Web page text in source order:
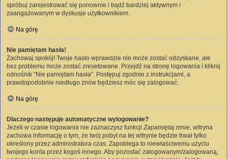
spróbuj zarejestrować się ponownie i bądź bardziej aktywnym i
zaangażowanym w dyskusje użytkownikiem.
Na górę
Nie pamiętam hasła!
Zachowaj spokój! Twoje hasło wprawdzie nie może zostać odzyskane, ale
bez problemu może zostać zresetowane. Przejdź na stronę logowania i kliknij
odnośnik “Nie pamiętam hasła”. Postępuj zgodnie z instrukcjami, a
prawdopodobnie niedługo znów będziesz móc się zalogować.
Na górę
Dlaczego następuje automatyczne wylogowanie?
Jeżeli w czasie logowania nie zaznaczysz funkcjiZapamiętaj mnie, witryna
zachowa informację o tym, że twój pobyt na tej witrynie będzie trwał tylko
określony przez administratora czas. Zapobiega to niewłaściwemu użyciu
twojego konta przez kogoś innego. Aby pozostać zalogowanym/zalogowaną,